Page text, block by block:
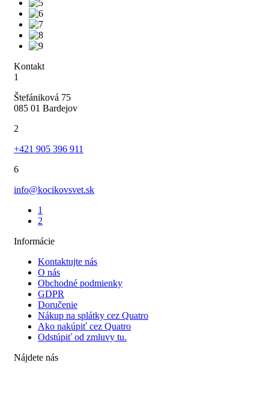
Kontakt
1
Štefániková 75
085 01 Bardejov
2
+421 905 396 911
6
info@kocikovsvet.sk
1
2
Informácie
Kontaktujte nás
O nás
Obchodné podmienky
GDPR
Doručenie
Nákup na splátky cez Quatro
Ako nakúpiť cez Quatro
Odstúpiť od zmluvy tu.
Nájdete nás